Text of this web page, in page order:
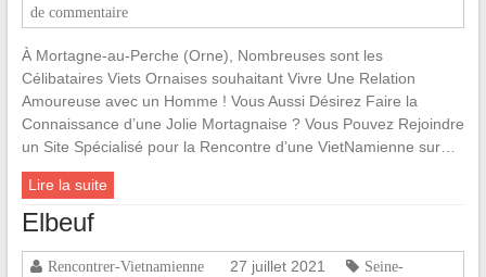
de commentaire
À Mortagne-au-Perche (Orne), Nombreuses sont les
Célibataires Viets Ornaises souhaitant Vivre Une Relation
Amoureuse avec un Homme ! Vous Aussi Désirez Faire la
Connaissance d’une Jolie Mortagnaise ? Vous Pouvez Rejoindre
un Site Spécialisé pour la Rencontre d’une VietNamienne sur…
Lire la suite
Elbeuf
Rencontrer-Vietnamienne 27 juillet 2021
Seine-